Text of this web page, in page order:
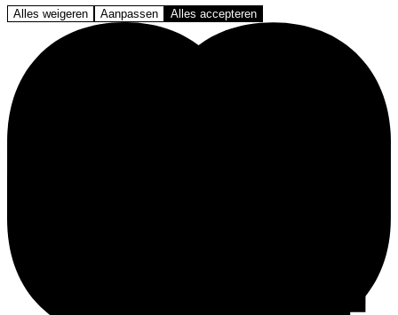
Alles weigeren Aanpassen Alles accepteren